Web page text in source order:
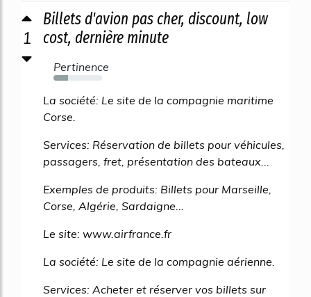
1
Billets d'avion pas cher, discount, low
cost, dernière minute
Pertinence
30%
La société: Le site de la compagnie maritime
Corse.
Services: Réservation de billets pour véhicules,
passagers, fret, présentation des bateaux...
Exemples de produits: Billets pour Marseille,
Corse, Algérie, Sardaigne...
Le site: www.airfrance.fr
La société: Le site de la compagnie aérienne.
Services: Acheter et réserver vos billets sur